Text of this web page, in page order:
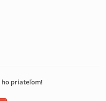
ho priateľom!